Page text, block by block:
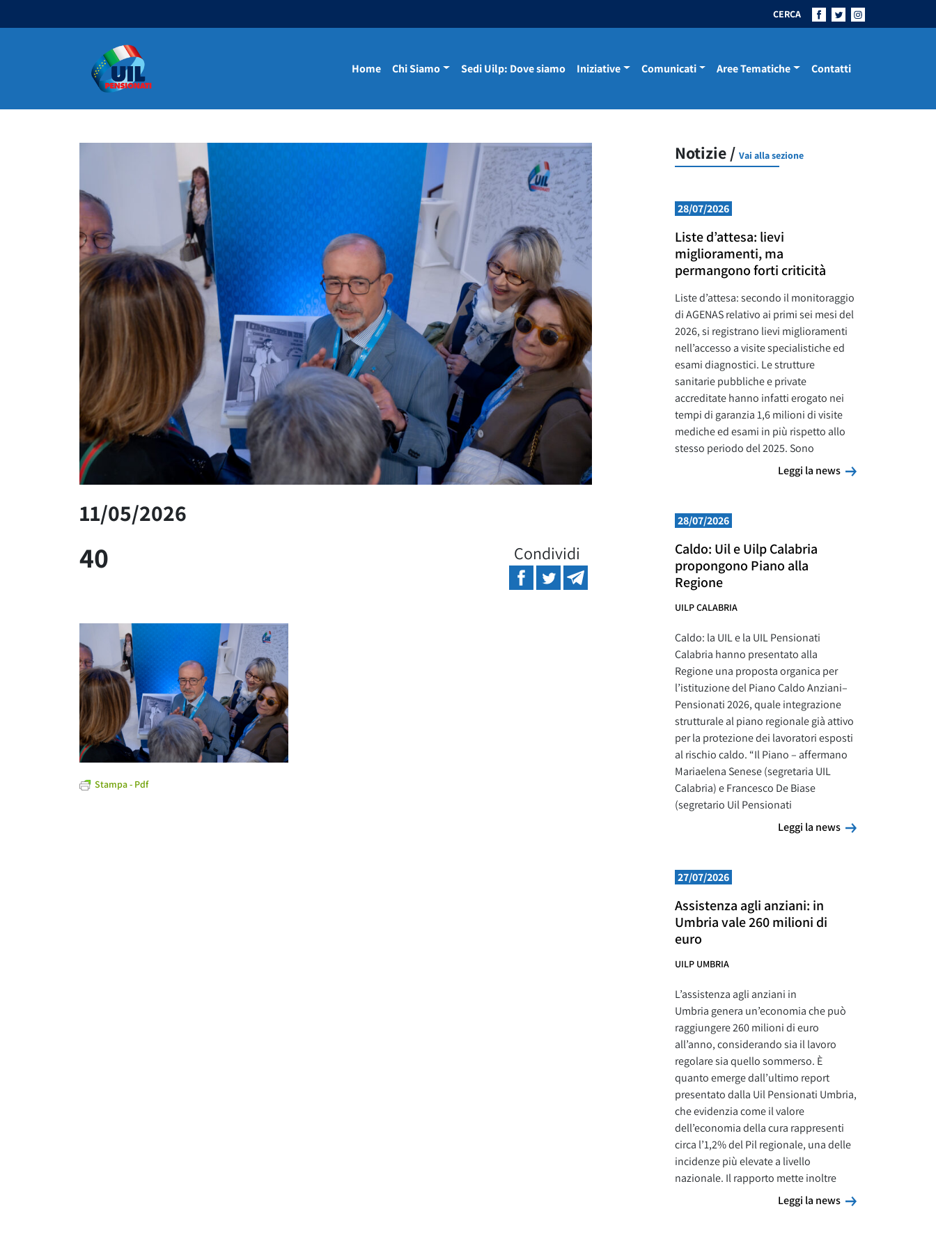
CERCA
Navigazione principale Home Chi Siamo Sedi Uilp: Dove siamo Iniziative Comunicati Aree Tematiche Contatti
11/05/2026
40 Condividi
Stampa - Pdf
Notizie / Vai alla sezione
28/07/2026
Liste d’attesa: lievi
miglioramenti, ma
permangono forti criticità
Liste d’attesa: secondo il monitoraggio
di AGENAS relativo ai primi sei mesi del
2026, si registrano lievi miglioramenti
nell’accesso a visite specialistiche ed
esami diagnostici. Le strutture
sanitarie pubbliche e private
accreditate hanno infatti erogato nei
tempi di garanzia 1,6 milioni di visite
mediche ed esami in più rispetto allo
stesso periodo del 2025. Sono
Leggi la news
Leggi la news
28/07/2026
Caldo: Uil e Uilp Calabria
propongono Piano alla
Regione
UILP CALABRIA
Caldo: la UIL e la UIL Pensionati
Calabria hanno presentato alla
Regione una proposta organica per
l’istituzione del Piano Caldo Anziani–
Pensionati 2026, quale integrazione
strutturale al piano regionale già attivo
per la protezione dei lavoratori esposti
al rischio caldo. “Il Piano – affermano
Mariaelena Senese (segretaria UIL
Calabria) e Francesco De Biase
(segretario Uil Pensionati
Leggi la news
Leggi la news
27/07/2026
Assistenza agli anziani: in
Umbria vale 260 milioni di
euro
UILP UMBRIA
L’assistenza agli anziani in
Umbria genera un’economia che può
raggiungere 260 milioni di euro
all’anno, considerando sia il lavoro
regolare sia quello sommerso. È
quanto emerge dall’ultimo report
presentato dalla Uil Pensionati Umbria,
che evidenzia come il valore
dell’economia della cura rappresenti
circa l’1,2% del Pil regionale, una delle
incidenze più elevate a livello
nazionale. Il rapporto mette inoltre
Leggi la news
Leggi la news